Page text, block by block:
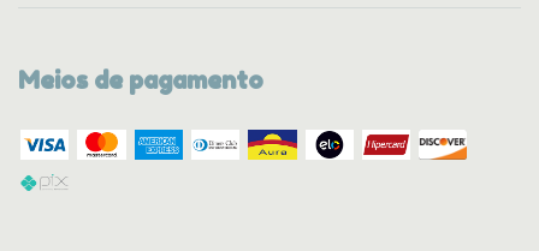
Meios de pagamento